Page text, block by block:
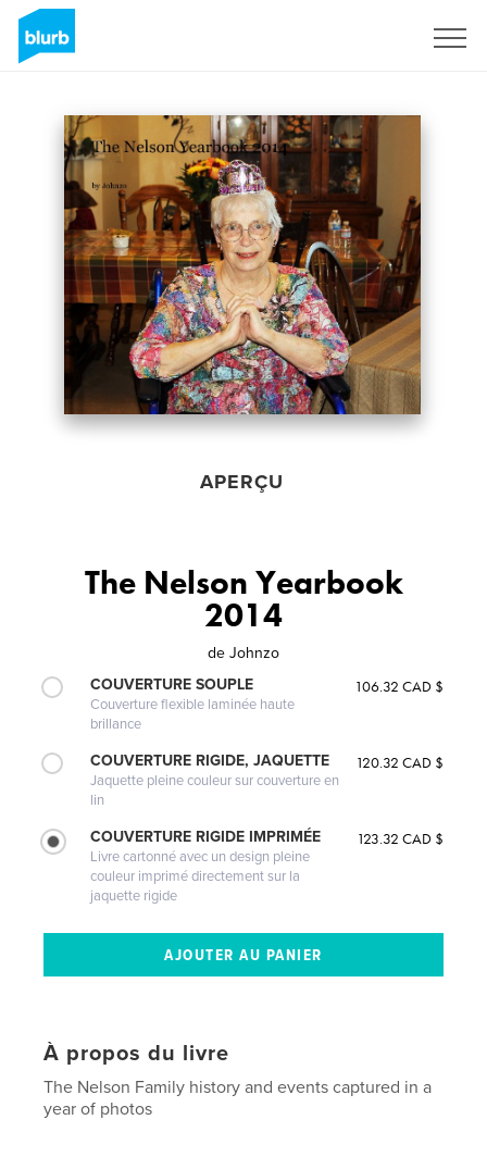
APERÇU
The Nelson Yearbook
2014
de Johnzo
COUVERTURE SOUPLE
Couverture flexible laminée haute
brillance
106.32 CAD $
COUVERTURE RIGIDE, JAQUETTE
Jaquette pleine couleur sur couverture en
lin
120.32 CAD $
COUVERTURE RIGIDE IMPRIMÉE
Livre cartonné avec un design pleine
couleur imprimé directement sur la
jaquette rigide
123.32 CAD $
À propos du livre
The Nelson Family history and events captured in a
year of photos